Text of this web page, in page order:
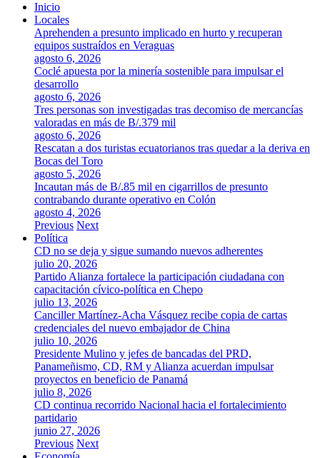
Inicio
Locales
Aprehenden a presunto implicado en hurto y recuperan
equipos sustraídos en Veraguas
agosto 6, 2026
Coclé apuesta por la minería sostenible para impulsar el
desarrollo
agosto 6, 2026
Tres personas son investigadas tras decomiso de mercancías
valoradas en más de B/.379 mil
agosto 6, 2026
Rescatan a dos turistas ecuatorianos tras quedar a la deriva en
Bocas del Toro
agosto 5, 2026
Incautan más de B/.85 mil en cigarrillos de presunto
contrabando durante operativo en Colón
agosto 4, 2026
Previous Next
Política
CD no se deja y sigue sumando nuevos adherentes
julio 20, 2026
Partido Alianza fortalece la participación ciudadana con
capacitación cívico-política en Chepo
julio 13, 2026
Canciller Martínez-Acha Vásquez recibe copia de cartas
credenciales del nuevo embajador de China
julio 10, 2026
Presidente Mulino y jefes de bancadas del PRD,
Panameñismo, CD, RM y Alianza acuerdan impulsar
proyectos en beneficio de Panamá
julio 8, 2026
CD continua recorrido Nacional hacia el fortalecimiento
partidario
junio 27, 2026
Previous Next